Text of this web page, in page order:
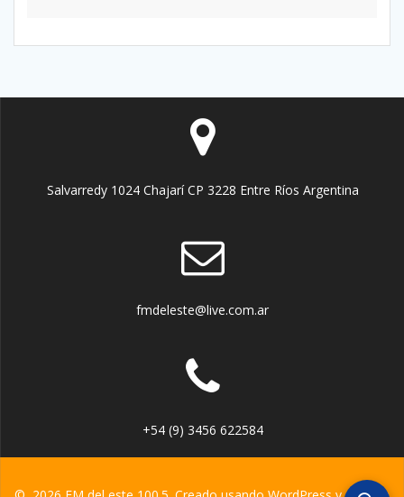
Salvarredy 1024 Chajarí CP 3228 Entre Ríos Argentina
fmdeleste@live.com.ar
+54 (9) 3456 622584